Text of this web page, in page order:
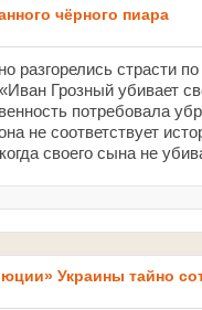
чёрного пиара
разгорелись страсти
Грозный убивает
потребовала
не соответствует
своего сына не
Украины тайно